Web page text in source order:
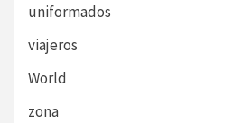
uniformados
viajeros
World
zona